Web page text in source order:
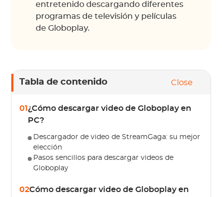
entretenido descargando diferentes
programas de televisión y películas
de Globoplay.
Tabla de contenido Close
01 ¿Cómo descargar video de Globoplay en
PC?
Descargador de video de StreamGaga: su mejor
elección
Pasos sencillos para descargar videos de
Globoplay
02Cómo descargar video de Globoplay en